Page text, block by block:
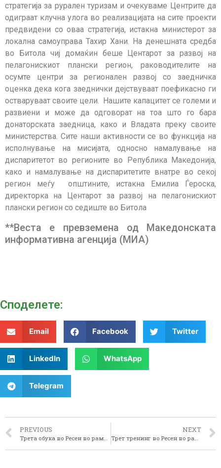
стратегија за рурален туризам и очекуваме Центрите да
одиграат клучна улога во реализацијата на сите проекти
предвидени со оваа стратегија, истакна министерот за
локална самоуправа Тахир Хани. На денешната средба
во Битола чиј домаќин беше Центарот за развој на
пелагонискиот плански регион, раководителите на
осумте центри за регионален развој со заедничка
оценка дека кога заеднички дејствуваат поефикасно ги
остваруваат своите цели. Нашите капацитет се големи и
развиени и може да одговорат на тоа што го бара
донаторската заедница, како и Владата преку своите
министерства. Сите наши активности се во функција на
исполнување на мисијата, односно намалување на
диспаритетот во регионите во Република Македонија,
како и намалување на диспаритетите внатре во секој
регион меѓу општините, истакна Емилиа Ѓероска,
директорка на Центарот за развој на пелагонискиот
плански регион со седиште во Битола
**Веста е превземена од Македонската
информативна агенција (МИА)
Споделeте:
Email Facebook Twitter
LinkedIn WhatsApp
Telegram
PREVIOUS NEXT